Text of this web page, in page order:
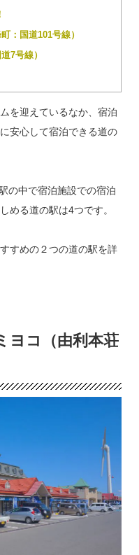
：国道101号線）
7号線）
を迎えているなか、宿泊
安心して宿泊できる道の
の中で宿泊施設での宿泊
める道の駅は4つです。
すめの２つの道の駅を詳
ヨコ（由利本荘